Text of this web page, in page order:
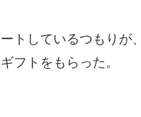
トしているつもりが
フトをもらった。